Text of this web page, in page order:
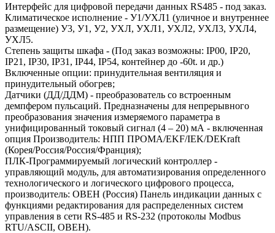
Интерфейс для цифровой передачи данных RS485 - под заказ.
Климатическое исполнение - У1/УХЛ1 (уличное и внутреннее
размещение) У3, У1, У2, УХЛ, УХЛ1, УХЛ2, УХЛ3, УХЛ4,
УХЛ5.
Степень защиты шкафа - (Под заказ возможны: IP00, IP20,
IP21, IP30, IP31, IP44, IP54, контейнер до -60t. и др.)
Включенные опции: принудительная вентиляция и
принудительный обогрев;
Датчики (ДД/ДДМ) - преобразователь со встроенным
демпфером пульсаций. Предназначены для непрерывного
преобразования значения измеряемого параметра в
унифицированный токовый сигнал (4 – 20) мА - включенная
опция Производитель: НПП ПРОМА/EKF/IEK/DEKraft
(Корея/Россия/Россия/Франция);
ПЛК-Программируемый логический контроллер -
управляющий модуль, для автоматизирования определенного
технологического и логического цифрового процесса,
производитель: ОВЕН (Россия) Панель индикации данных с
функциями редактирования для распределенных систем
управления в сети RS-485 и RS-232 (протоколы Modbus
RTU/ASCII, ОВЕН).